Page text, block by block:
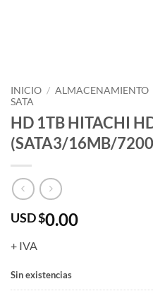
INICIO / ALMACENAMIENTO
SATA
HD 1TB HITACHI
(SATA3/16MB/
USD $0.00
+ IVA
Sin existencias